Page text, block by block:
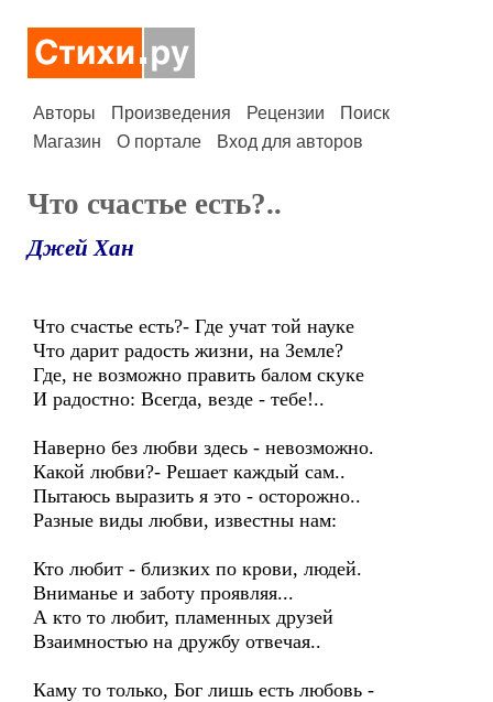
Авторы Произведения Рецензии
Поиск
Магазин
О портале Вход для авторов
Что счастье есть?..
Джей Хан
Что счастье есть?- Где учат той науке
Что дарит радость жизни, на Земле?
Где, не возможно править балом скуке
И радостно: Всегда, везде - тебе!..
Наверно без любви здесь - невозможно.
Какой любви?- Решает каждый сам..
Пытаюсь выразить я это - осторожно..
Разные виды любви, известны нам:
Кто любит - близких по крови, людей.
Вниманье и заботу проявляя...
А кто то любит, пламенных друзей
Взаимностью на дружбу отвечая..
Каму то только, Бог лишь есть любовь -